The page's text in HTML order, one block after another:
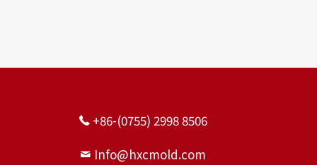
し、累積的な遺留問題を残しません。
+86-(0755) 2998 8506
Info@hxcmold.com